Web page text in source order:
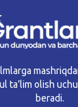
ta’lim olish
beradi.